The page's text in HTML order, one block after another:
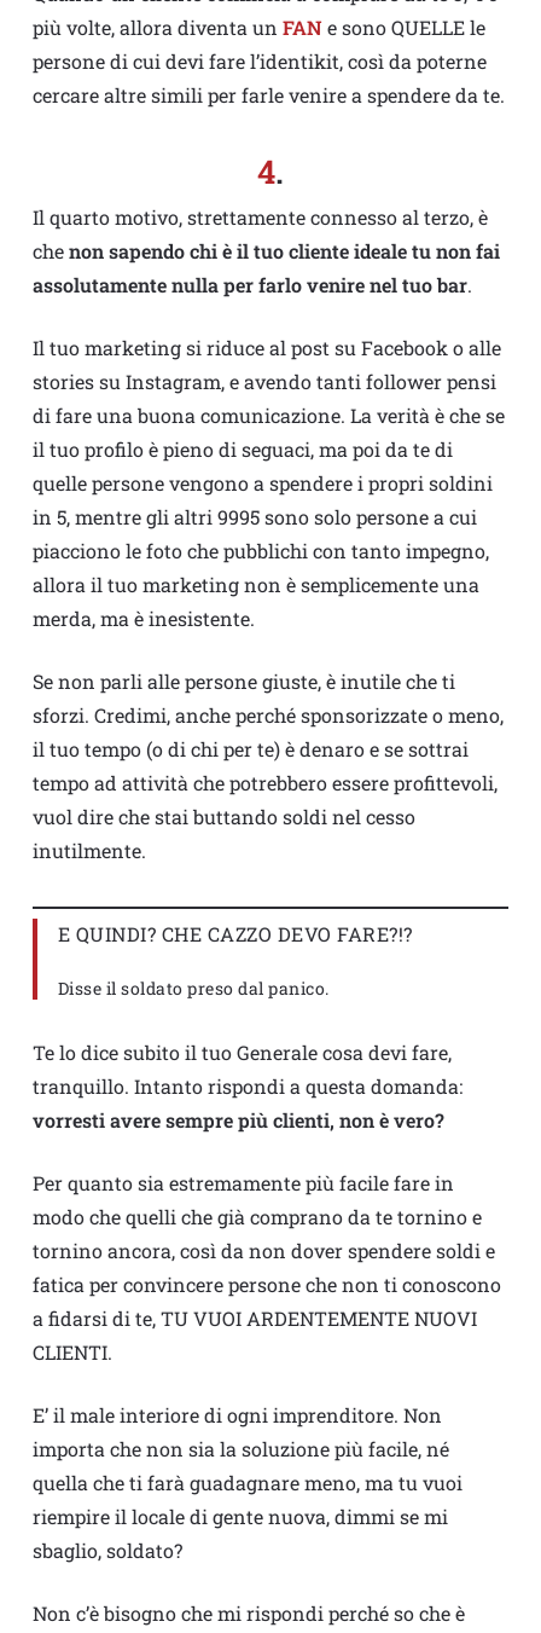
più volte, allora diventa un FANe sono QUELLE le
persone di cui devi fare l’identikit, così da poterne
cercare altre simili per farle venire a spendere da te.
4.
Il quarto motivo, strettamente connesso al terzo, è
chenon sapendo chi è il tuo cliente ideale tu non fai
assolutamente nulla per farlo venire nel tuo bar.
Il tuo marketing si riduce al post su Facebook o alle
stories su Instagram, e avendo tanti follower pensi
di fare una buona comunicazione. La verità è che se
il tuo profilo è pieno di seguaci, ma poi da te di
quelle persone vengono a spendere i propri soldini
in 5, mentre gli altri 9995 sono solo persone a cui
piacciono le foto che pubblichi con tanto impegno,
allora il tuo marketing non è semplicemente una
merda, ma è inesistente.
Se non parli alle persone giuste, è inutile che ti
sforzi. Credimi, anche perché sponsorizzate o meno,
il tuo tempo (o di chi per te) è denaro e se sottrai
tempo ad attività che potrebbero essere profittevoli,
vuol dire che stai buttando soldi nel cesso
inutilmente.
E QUINDI? CHE CAZZO DEVO FARE?!?
Disse il soldato preso dal panico.
Te lo dice subito il tuo Generale cosa devi fare,
tranquillo. Intanto rispondi a questa domanda:
vorresti avere sempre più clienti, non è vero?
Per quanto sia estremamente più facile fare in
modo che quelli che già comprano da te tornino e
tornino ancora, così da non dover spendere soldi e
fatica per convincere persone che non ti conoscono
a fidarsi di te, TU VUOI ARDENTEMENTE NUOVI
CLIENTI.
E’ il male interiore di ogni imprenditore. Non
importa che non sia la soluzione più facile, né
quella che ti farà guadagnare meno, ma tu vuoi
riempire il locale di gente nuova, dimmi se mi
sbaglio, soldato?
Non c’è bisogno che mi rispondi perché so che è